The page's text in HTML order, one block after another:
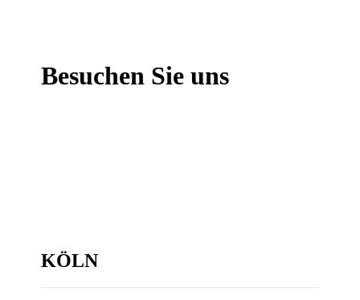
Besuchen Sie uns
KÖLN